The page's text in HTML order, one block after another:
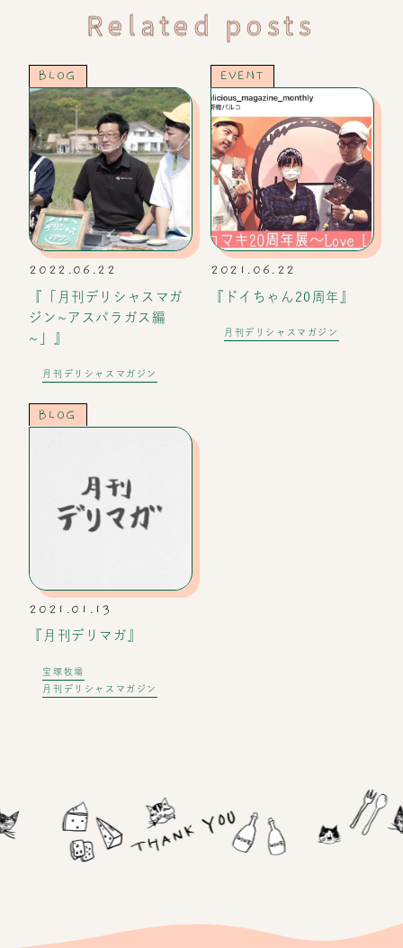
Related posts
BLOG
2022.06.22
『「月刊デリシャスマガ
ジン~アスパラガス編
~」』
月刊デリシャスマガジン
EVENT
2021.06.22
『ドイちゃん20周年』
月刊デリシャスマガジン
BLOG
2021.01.13
『月刊デリマガ』
宝塚牧場
月刊デリシャスマガジン